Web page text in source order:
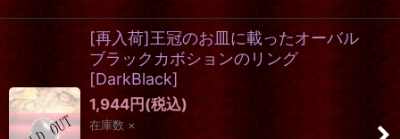
[再入荷]王冠のお皿に載ったオーバル
ブラックカボションのリング
[DarkBlack]
1,944円(税込)
在庫数 ×